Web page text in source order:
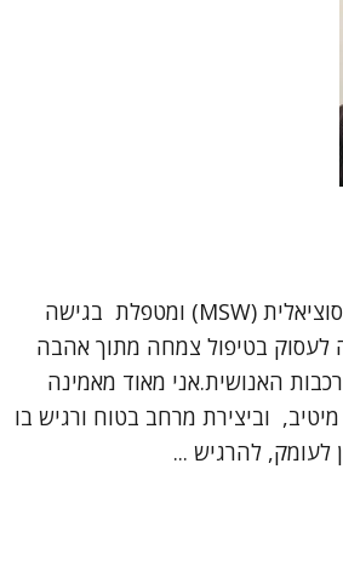
שמי דנה כהן, עובדת סוציאלית (MSW) ומטפלת בגישה
לעסוק בטיפול צמחה מתוך אהבה
האנושית.אני מאוד מאמינה
וביצירת מרחב בטוח ורגיש בו
לעומק, להרגיש ...